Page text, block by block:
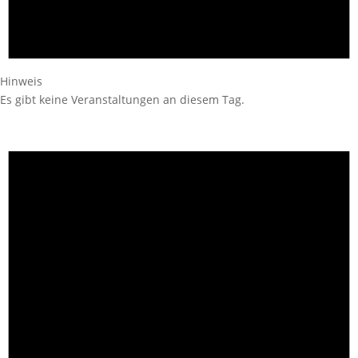
Hinweis
Es gibt keine Veranstaltungen an diesem Tag.